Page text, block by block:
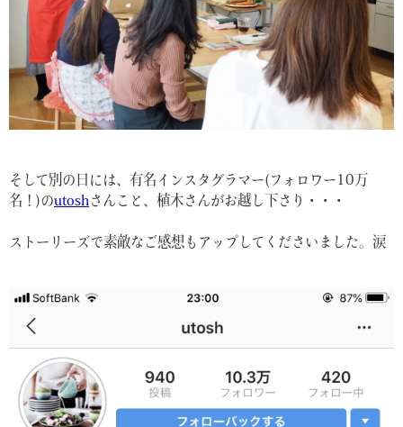
そして別の日には、有名インスタグラマー(フォロワー10万
名！)のutoshさんこと、植木さんがお越し下さり・・・
ストーリーズで素敵なご感想もアップしてくださいました。涙